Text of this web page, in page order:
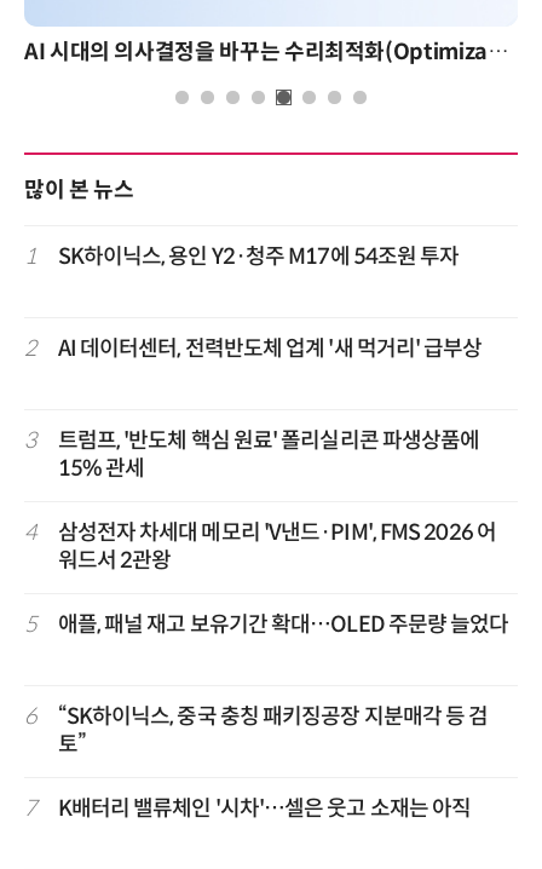
AI 시대의 의사결정을 바꾸는 수리최적화(Optimization): 실제 산업 적용 사례와 활용 전략
많이 본 뉴스
1 SK하이닉스, 용인 Y2·청주 M17에 54조원 투자
2 AI 데이터센터, 전력반도체 업계 '새 먹거리' 급부상
3
트럼프, '반도체 핵심 원료' 폴리실리콘 파생상품에
15% 관세
4
삼성전자 차세대 메모리 'V낸드·PIM', FMS 2026 어
워드서 2관왕
5 애플, 패널 재고 보유기간 확대…OLED 주문량 늘었다
6
“SK하이닉스, 중국 충칭 패키징공장 지분매각 등 검
토”
7 K배터리 밸류체인 '시차'…셀은 웃고 소재는 아직